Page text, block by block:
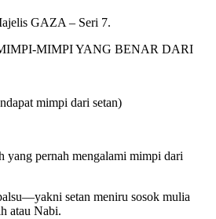
GAZA – Seri 7.
MIMPI YANG BENAR DARI
mimpi dari setan)
yang pernah mengalami mimpi dari
setan meniru sosok mulia
atau Nabi.